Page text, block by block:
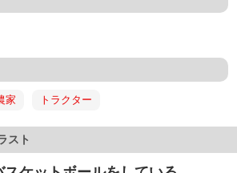
家 トラクター
スト